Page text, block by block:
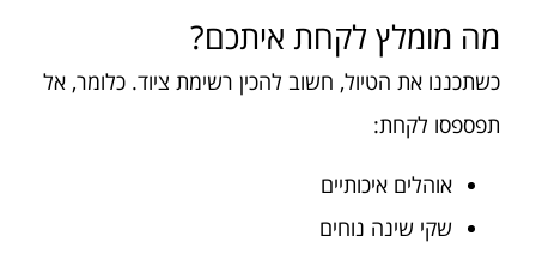
מה מומלץ לקחת איתכם?
כשתכננו את הטיול, חשוב להכין רשימת ציוד. כלומר, אל
תפספסו לקחת:
אוהלים איכותיים
שקי שינה נוחים